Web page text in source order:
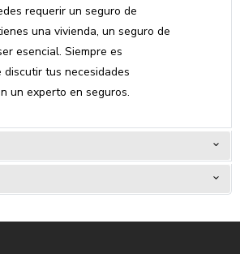
requerir un seguro de
una vivienda, un seguro de
esencial. Siempre es
discutir tus necesidades
un experto en seguros.